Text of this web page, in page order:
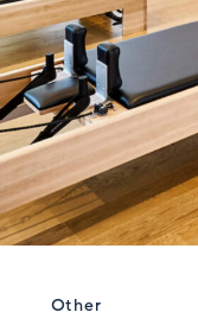
Other